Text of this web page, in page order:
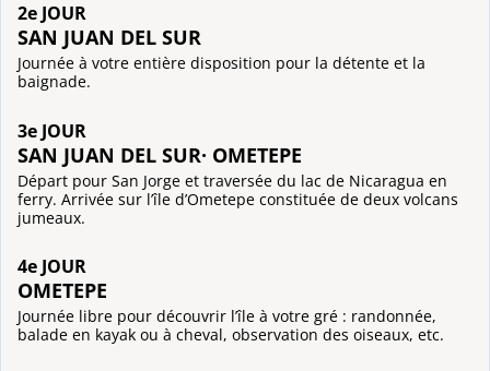
2e JOUR
SAN JUAN DEL SUR
Journée à votre entière disposition pour la détente et la
baignade.
3e JOUR
SAN JUAN DEL SUR· OMETEPE
Départ pour San Jorge et traversée du lac de Nicaragua en
ferry. Arrivée sur l’île d’Ometepe constituée de deux volcans
jumeaux.
4e JOUR
OMETEPE
Journée libre pour découvrir l’île à votre gré : randonnée,
balade en kayak ou à cheval, observation des oiseaux, etc.